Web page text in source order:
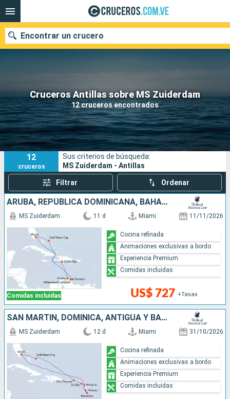
Cruceros Antillas sobre MS Zuiderdam
12 cruceros encontrados
Encontrar un crucero
Nuestros destinos
Fecha de salida
Puertos Compañías
Buscar
12
cruceros
Sus criterios de búsqueda:
MS Zuiderdam - Antillas
Filtrar Ordenar
ARUBA, REPÚBLICA DOMINICANA, BAHAMAS, ESTADOS UNIDOS
Comidas incluidas
MS Zuiderdam 11 d Miami 11/11/2026
US$ 727 +Tasas
Cocina refinada
Animaciones exclusivas a bordo
Experiencia Premium
Comidas incluidas
SAN MARTÍN, DOMINICA, ANTIGUA Y BARBUDA, BAHAMAS, ESTADOS UNIDOS
MS Zuiderdam 12 d Miami 31/10/2026
Cocina refinada
Animaciones exclusivas a bordo
Experiencia Premium
Comidas incluidas